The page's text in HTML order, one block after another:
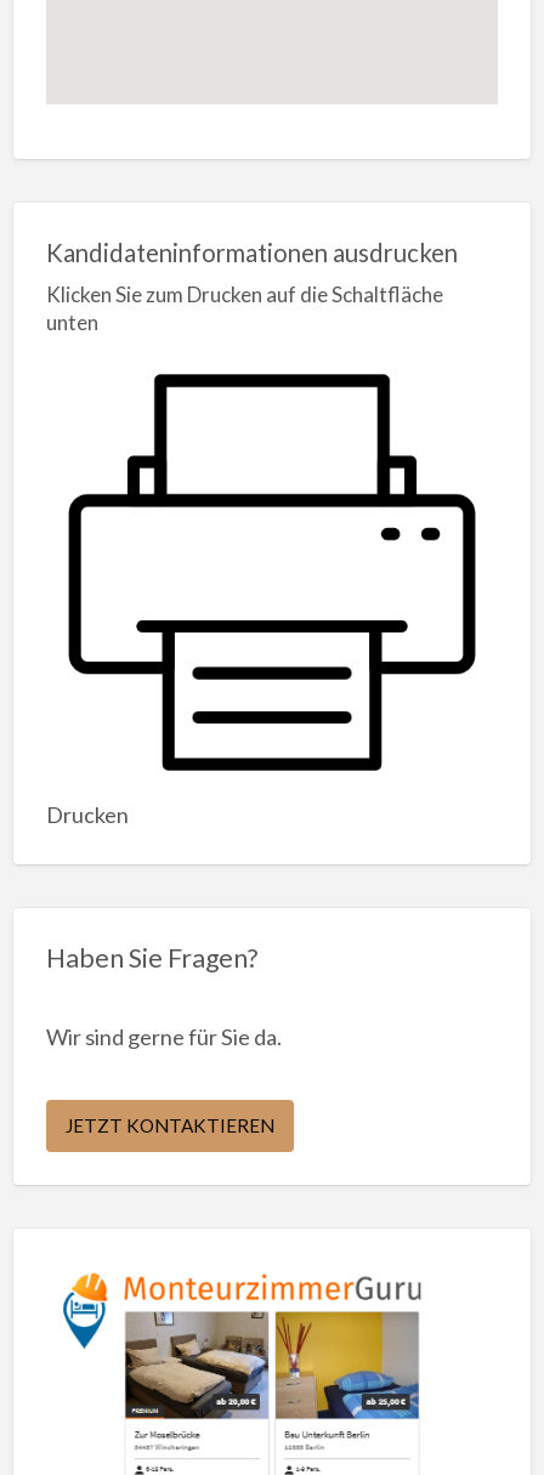
Kandidateninformationen ausdrucken
Klicken Sie zum Drucken auf die Schaltfläche
unten
Drucken
Haben Sie Fragen?
Wir sind gerne für Sie da.
JETZT KONTAKTIEREN